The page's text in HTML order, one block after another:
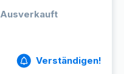
Ausverkauft
Verständigen!